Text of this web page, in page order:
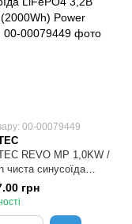
00-00079449
REVO MP 1,0KW /
чиста синусоїда
3,2В 628Аг (2000Wh)
грн